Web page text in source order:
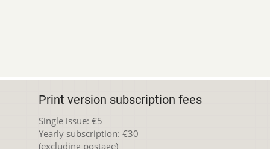
Print version subscription fees
Single issue: €5
Yearly subscription: €30
(excluding postage)